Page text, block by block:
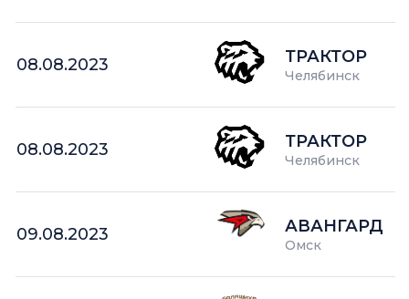
08.08.2023 ТРАКТОР
Челябинск
08.08.2023 ТРАКТОР
Челябинск
09.08.2023 АВАНГАРД
Омск